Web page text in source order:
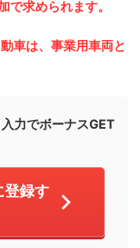
で求められます。
車は、事業用車両と
力でボーナスGET
録す